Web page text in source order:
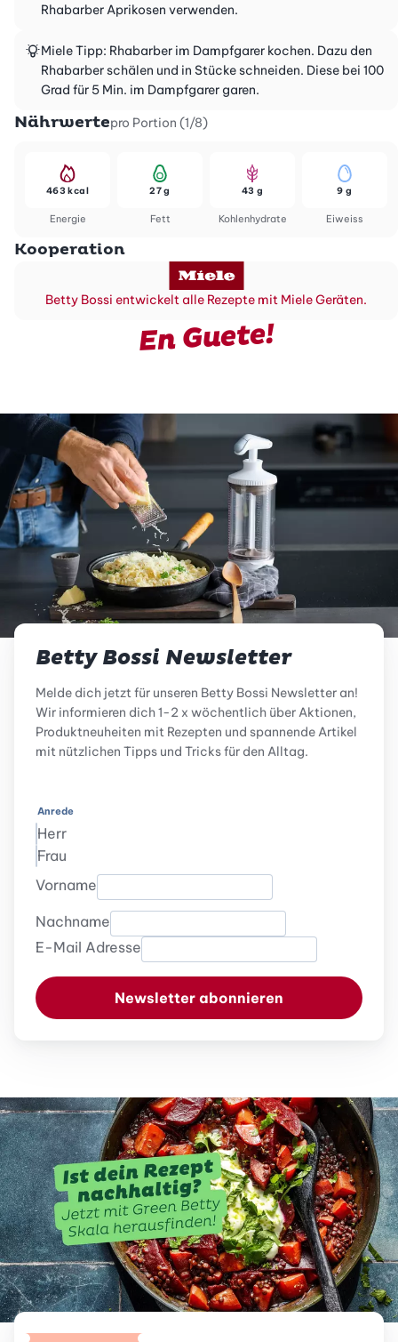
Rhabarber Aprikosen verwenden.
Miele Tipp: Rhabarber im Dampfgarer kochen. Dazu den
Rhabarber schälen und in Stücke schneiden. Diese bei 100
Grad für 5 Min. im Dampfgarer garen.
Nährwertepro Portion (1/8)
Energie
463 kcal
Fett
27 g
Kohlenhydrate
43 g
Eiweiss
9 g
Kooperation
Betty Bossi entwickelt alle Rezepte mit Miele Geräten.
En Guete!
Betty Bossi Newsletter
Melde dich jetzt für unseren Betty Bossi Newsletter an!
Wir informieren dich 1-2 x wöchentlich über Aktionen,
Produktneuheiten mit Rezepten und spannende Artikel
mit nützlichen Tipps und Tricks für den Alltag.
Anrede
Herr
Frau
Vorname
Nachname
E-Mail Adresse
Newsletter abonnieren